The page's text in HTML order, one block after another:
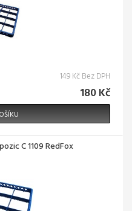
149 Kč Bez DPH
180 Kč
C 1109 RedFox